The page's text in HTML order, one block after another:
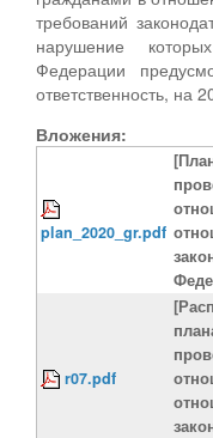
требований
нарушение
Федерации
ответственность, на
Вложения:
plan_2020_gr.pdf
r07.pdf